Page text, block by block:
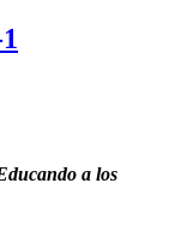
a los